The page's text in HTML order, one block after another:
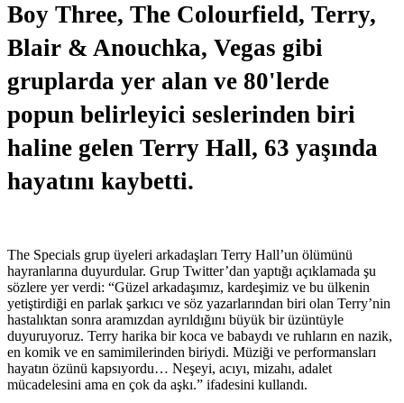
Boy Three, The Colourfield, Terry,
Blair & Anouchka, Vegas gibi
gruplarda yer alan ve 80'lerde
popun belirleyici seslerinden biri
haline gelen Terry Hall, 63 yaşında
hayatını kaybetti.
The Specials grup üyeleri arkadaşları Terry Hall’un ölümünü
hayranlarına duyurdular. Grup Twitter’dan yaptığı açıklamada şu
sözlere yer verdi: “Güzel arkadaşımız, kardeşimiz ve bu ülkenin
yetiştirdiği en parlak şarkıcı ve söz yazarlarından biri olan Terry’nin
hastalıktan sonra aramızdan ayrıldığını büyük bir üzüntüyle
duyuruyoruz. Terry harika bir koca ve babaydı ve ruhların en nazik,
en komik ve en samimilerinden biriydi. Müziği ve performansları
hayatın özünü kapsıyordu… Neşeyi, acıyı, mizahı, adalet
mücadelesini ama en çok da aşkı.” ifadesini kullandı.